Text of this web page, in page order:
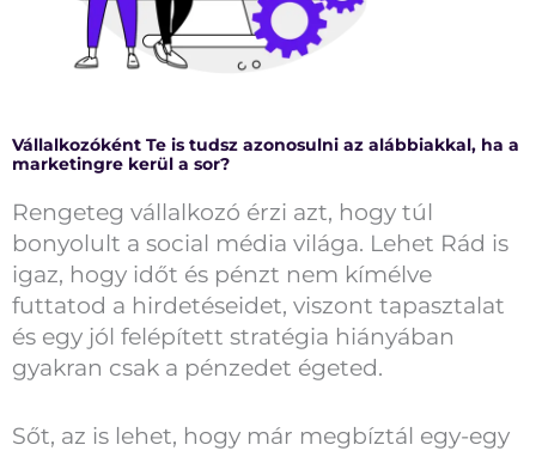
Vállalkozóként Te is tudsz azonosulni az alábbiakkal, ha a
marketingre kerül a sor?
Rengeteg vállalkozó érzi azt, hogy túl
bonyolult a social média világa. Lehet Rád is
igaz, hogy időt és pénzt nem kímélve
futtatod a hirdetéseidet, viszont tapasztalat
és egy jól felépített stratégia hiányában
gyakran csak a pénzedet égeted.
Sőt, az is lehet, hogy már megbíztál egy-egy